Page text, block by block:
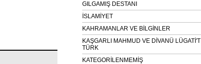
GILGAMIŞ DESTANI
İSLAMİYET
KAHRAMANLAR VE BİLGİNLER
KAŞGARLI MAHMUD VE DİVANÜ LÜGATİ'T
TÜRK
KATEGORİLENMEMİŞ